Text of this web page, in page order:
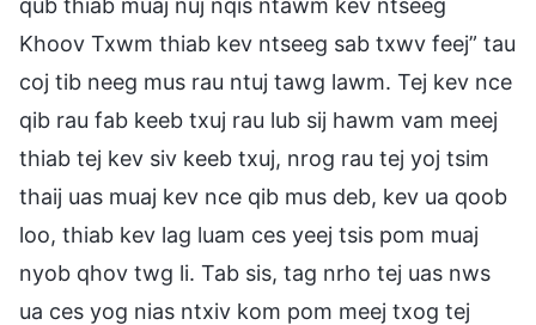
Khoov Txwm thiab kev ntseeg sab txwv feej” tau
coj tib neeg mus rau ntuj tawg lawm. Tej kev nce
qib rau fab keeb txuj rau lub sij hawm vam meej
thiab tej kev siv keeb txuj, nrog rau tej yoj tsim
thaij uas muaj kev nce qib mus deb, kev ua qoob
loo, thiab kev lag luam ces yeej tsis pom muaj
nyob qhov twg li. Tab sis, tag nrho tej uas nws
ua ces yog nias ntxiv kom pom meej txog tej